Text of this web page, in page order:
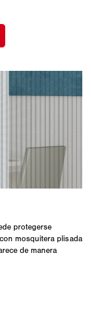
protegerse
mosquitera plisada
de manera